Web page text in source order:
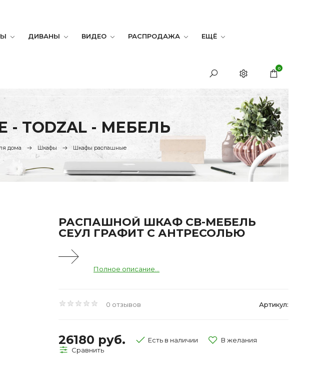
ДИВАНЫ ВИДЕО РАСПРОДАЖА ЕЩЁ
0
- МЕБЕЛЬ
дома Шкафы Шкафы распашные
РАСПАШНОЙ ШКАФ СВ-МЕБЕЛЬ
СЕУЛ ГРАФИТ С АНТРЕСОЛЬЮ
Полное описание...
0 отзывов Артикул:
26180 руб. Есть в наличии